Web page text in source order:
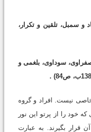
و سمبل، تلقین و تکرار،
سوداوی، بلغمی و
.
نیست. افراد و گروه
خود را از پرتو این نور
قرار بگیرند. به عبارت